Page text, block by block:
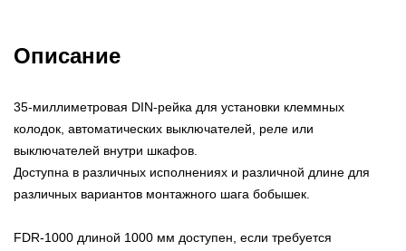
Описание
35-миллиметровая DIN-рейка для установки клеммных
колодок, автоматических выключателей, реле или
выключателей внутри шкафов.
Доступна в различных исполнениях и различной длине для
различных вариантов монтажного шага бобышек.
FDR-1000 длиной 1000 мм доступен, если требуется